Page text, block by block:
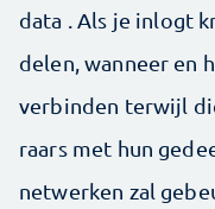
data . Als je inlogt
delen, wanneer en
verbinden terwijl
raars met hun
netwerken zal